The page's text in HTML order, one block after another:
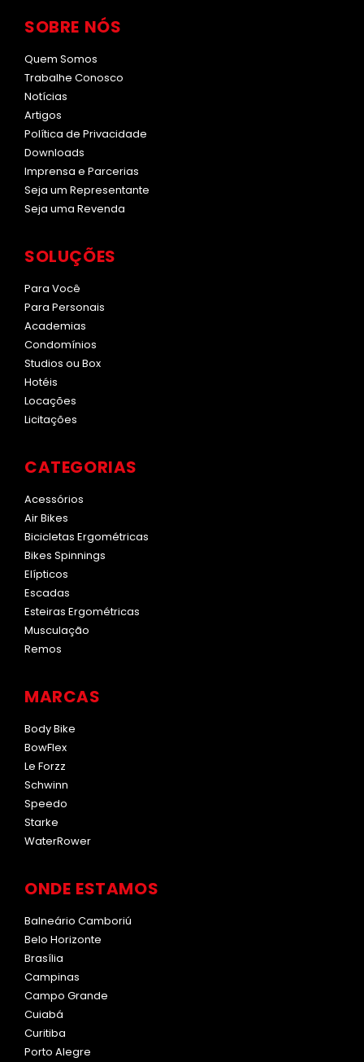
SOBRE NÓS
Quem Somos
Trabalhe Conosco
Notícias
Artigos
Política de Privacidade
Downloads
Imprensa e Parcerias
Seja um Representante
Seja uma Revenda
SOLUÇÕES
Para Você
Para Personais
Academias
Condomínios
Studios ou Box
Hotéis
Locações
Licitações
CATEGORIAS
Acessórios
Air Bikes
Bicicletas Ergométricas
Bikes Spinnings
Elípticos
Escadas
Esteiras Ergométricas
Musculação
Remos
MARCAS
Body Bike
BowFlex
Le Forzz
Schwinn
Speedo
Starke
WaterRower
ONDE ESTAMOS
Balneário Camboriú
Belo Horizonte
Brasília
Campinas
Campo Grande
Cuiabá
Curitiba
Porto Alegre